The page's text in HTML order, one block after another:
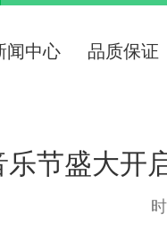
闻中心 品质保证
乐节盛大开